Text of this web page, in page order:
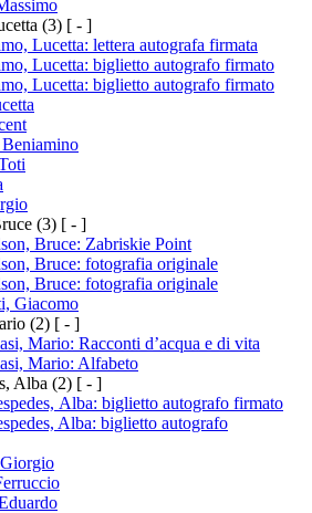
(3) [ - ]
Lucetta: lettera autografa firmata
Lucetta: biglietto autografo firmato
Lucetta: biglietto autografo firmato
(3) [ - ]
Bruce: Zabriskie Point
Bruce: fotografia originale
Bruce: fotografia originale
Giacomo
(2) [ - ]
Mario: Racconti d’acqua e di vita
Mario: Alfabeto
Alba (2) [ - ]
Alba: biglietto autografo firmato
Alba: biglietto autografo